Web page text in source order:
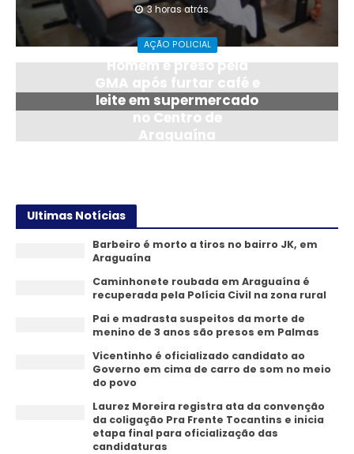
3 horas atrás
AÇÃO POLICIAL
Homem é preso pela
GMA após furtar café e
leite em supermercado
no Centro de
Araguaína
Ultimas Notícias
Barbeiro é morto a tiros no bairro JK, em
Araguaína
Caminhonete roubada em Araguaína é
recuperada pela Polícia Civil na zona rural
Pai e madrasta suspeitos da morte de
menino de 3 anos são presos em Palmas
Vicentinho é oficializado candidato ao
Governo em cima de carro de som no meio
do povo
Laurez Moreira registra ata da convenção
da coligação Pra Frente Tocantins e inicia
etapa final para oficialização das
candidaturas